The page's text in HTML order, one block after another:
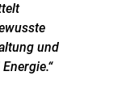
und